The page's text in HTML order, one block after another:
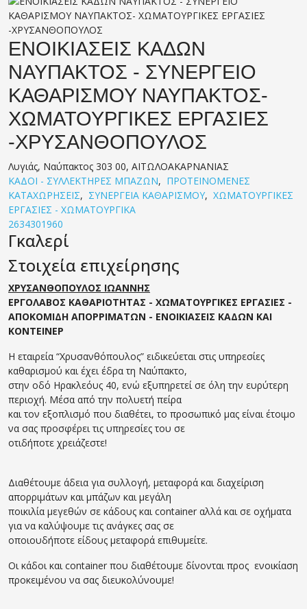
ΕΝΟΙΚΙΑΣΕΙΣ ΚΑΔΩΝ
ΝΑΥΠΑΚΤΟΣ - ΣΥΝΕΡΓΕΙΟ
ΚΑΘΑΡΙΣΜΟΥ ΝΑΥΠΑΚΤΟΣ-
ΧΩΜΑΤΟΥΡΓΙΚΕΣ ΕΡΓΑΣΙΕΣ
-ΧΡΥΣΑΝΘΟΠΟΥΛΟΣ
Λυγιάς, Ναύπακτος 303 00, ΑΙΤΩΛΟΑΚΑΡΝΑΝΙΑΣ
ΚΑΔΟΙ - ΣΥΛΛΕΚΤΗΡΕΣ ΜΠΑΖΩΝ, ΠΡΟΤΕΙΝΟΜΕΝΕΣ
ΚΑΤΑΧΩΡΗΣΕΙΣ, ΣΥΝΕΡΓΕΙΑ ΚΑΘΑΡΙΣΜΟΥ, ΧΩΜΑΤΟΥΡΓΙΚΕΣ
ΕΡΓΑΣΙΕΣ - ΧΩΜΑΤΟΥΡΓΙΚΑ
2634301960
Γκαλερί
Στοιχεία επιχείρησης
ΧΡΥΣΑΝΘΟΠΟΥΛΟΣ ΙΩΑΝΝΗΣ
ΕΡΓΟΛΑΒΟΣ ΚΑΘΑΡΙΟΤΗΤΑΣ - ΧΩΜΑΤΟΥΡΓΙΚΕΣ ΕΡΓΑΣΙΕΣ -
ΑΠΟΚΟΜΙΔΗ ΑΠΟΡΡΙΜΑΤΩΝ - ΕΝΟΙΚΙΑΣΕΙΣ ΚΑΔΩΝ ΚΑΙ
ΚΟΝΤΕΙΝΕΡ
Η εταιρεία “Χρυσανθόπουλος” ειδικεύεται στις υπηρεσίες
καθαρισμού και έχει έδρα τη Ναύπακτο,
στην οδό Ηρακλεόυς 40, ενώ εξυπηρετεί σε όλη την ευρύτερη
περιοχή. Μέσα από την πολυετή πείρα
και τον εξοπλισμό που διαθέτει, το προσωπικό μας είναι έτοιμο
να σας προσφέρει τις υπηρεσίες του σε
οτιδήποτε χρειάζεστε!
Διαθέτουμε άδεια για συλλογή, μεταφορά και διαχείριση
απορριμάτων και μπάζων και μεγάλη
ποικιλία μεγεθών σε κάδους και container αλλά και σε οχήματα
για να καλύψουμε τις ανάγκες σας σε
οποιουδήποτε είδους μεταφορά επιθυμείτε.
Οι κάδοι και container που διαθέτουμε δίνονται προς ενοικίαση
προκειμένου να σας διευκολύνουμε!